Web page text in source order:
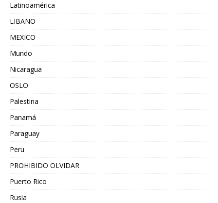
Latinoamérica
LIBANO
MEXICO
Mundo
Nicaragua
OSLO
Palestina
Panamá
Paraguay
Peru
PROHIBIDO OLVIDAR
Puerto Rico
Rusia